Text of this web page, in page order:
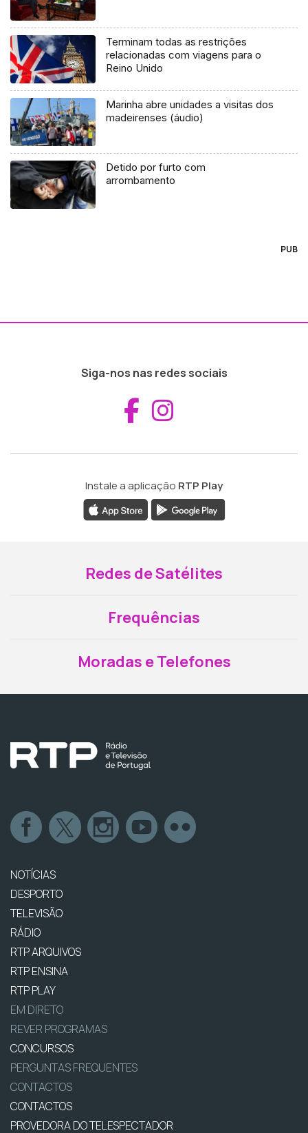
Terminam todas as restrições
relacionadas com viagens para o
Reino Unido
Marinha abre unidades a visitas dos
madeirenses (áudio)
Detido por furto com
arrombamento
PUB
Siga-nos nas redes sociais
Aceder ao
Instale a aplicação RTP Play
Redes de Satélites
Frequências
Moradas e Telefones
NOTÍCIAS
DESPORTO
TELEVISÃO
RÁDIO
RTP ARQUIVOS
RTP ENSINA
RTP PLAY
EM DIRETO
REVER PROGRAMAS
CONCURSOS
PERGUNTAS FREQUENTES
CONTACTOS
CONTACTOS
PROVEDORA DO TELESPECTADOR